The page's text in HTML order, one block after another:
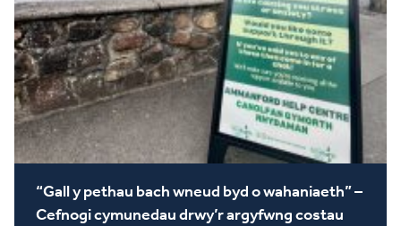
“Gall y pethau bach wneud byd o wahaniaeth” –
Cefnogi cymunedau drwy’r argyfwng costau